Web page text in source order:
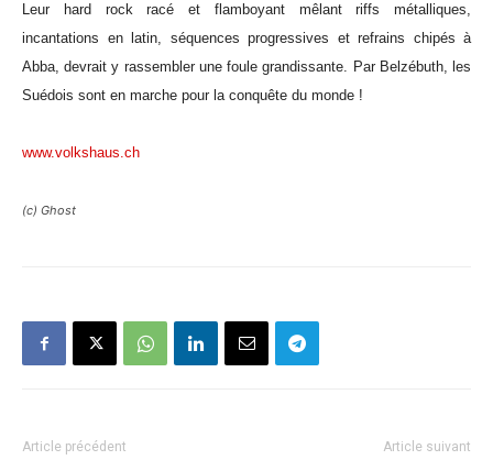
Leur hard rock racé et flamboyant mêlant riffs métalliques,
incantations en latin, séquences progressives et refrains chipés à
Abba, devrait y rassembler une foule grandissante. Par Belzébuth, les
Suédois sont en marche pour la conquête du monde !
www.volkshaus.ch
(c) Ghost
Article précédent Article suivant